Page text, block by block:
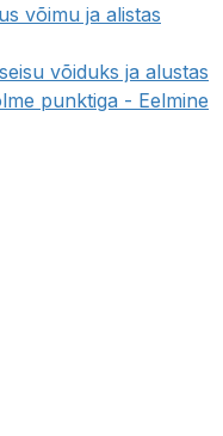
võimu ja alistas
võiduks ja alustas
punktiga - Eelmine